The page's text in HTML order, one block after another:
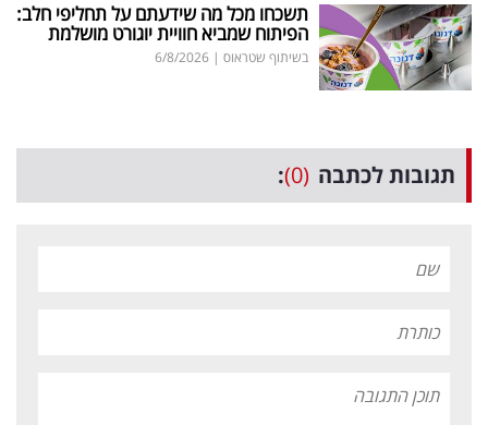
תשכחו מכל מה שידעתם על תחליפי חלב:
הפיתוח שמביא חוויית יוגורט מושלמת
בשיתוף שטראוס |
6/8/2026
תגובות לכתבה (0)
: